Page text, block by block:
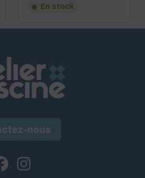
En stock
nous
Facebook